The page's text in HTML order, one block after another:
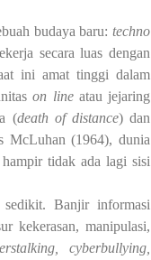
budaya baru: techno
secara luas dengan
ini amat tinggi dalam
on lineatau jejaring
(death of distance) dan
McLuhan (1964), dunia
tidak ada lagi sisi
Banjir informasi
kekerasan, manipulasi,
cyberbullying,